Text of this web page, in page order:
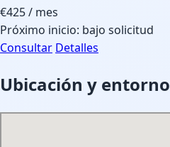
€425/ mes
Próximo inicio: bajo solicitud
Consultar Detalles
Ubicación y entorno